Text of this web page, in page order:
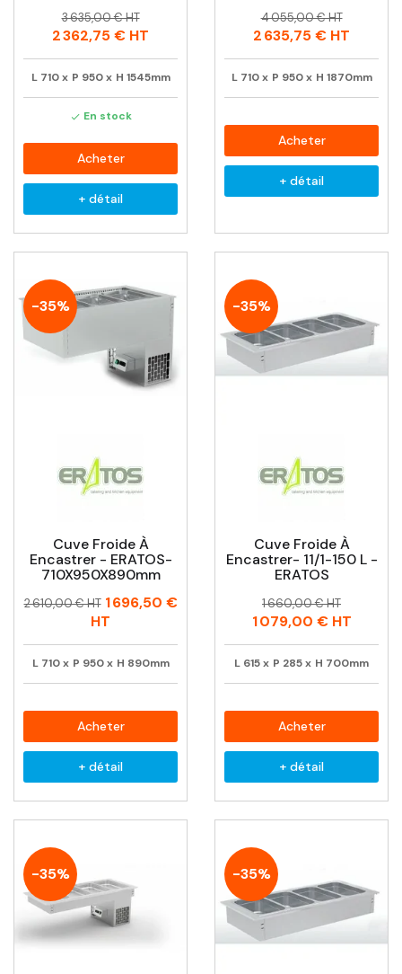
Prix
Prix
habituel
3 635,00 € HT
2 362,75 € HT
L 710 x P 950 x H 1545mm
 En stock
Acheter
+ détail
Prix
Prix
habituel
4 055,00 € HT
2 635,75 € HT
L 710 x P 950 x H 1870mm
Acheter
+ détail
-35%
Cuve Froide À
Encastrer - ERATOS-
710X950X890mm
Prix
Prix
2 610,00 € HT 1 696,50 €
HT
L 710 x P 950 x H 890mm
Acheter
+ détail
-35%
Cuve Froide À
Encastrer- 11/1-150 L -
ERATOS
Prix
Prix
habituel
1 660,00 € HT
1 079,00 €HT
L 615x P 285x H 700mm
Acheter
+ détail
-35% -35%